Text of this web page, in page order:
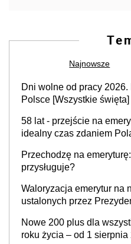
Najnowsze
Dni wolne od pracy
Polsce [Wszystkie święta]
58 lat - przejście na
idealny czas zdaniem
Przechodzę na
przysługuje?
Waloryzacja emerytur na
ustalonych przez
podwyżka świadczeń?
Nowe 200 plus dla
roku życia – od 1